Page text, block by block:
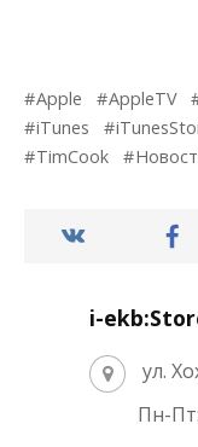
Apple AppleTV
iTunes
TimCook
i-
ул.
Пн-